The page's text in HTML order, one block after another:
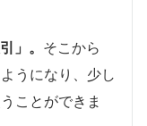
」。 そこから
うになり、少し
ことができま